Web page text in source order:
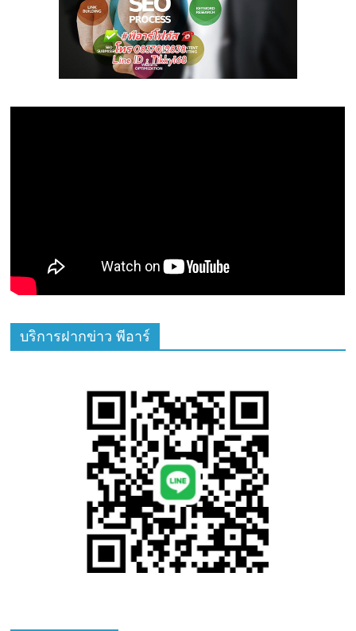
บริการฝากข่าว พีอาร์